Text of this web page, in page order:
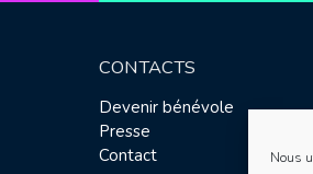
Nous
CONTACTS
Devenir bénévole
Presse
Contact